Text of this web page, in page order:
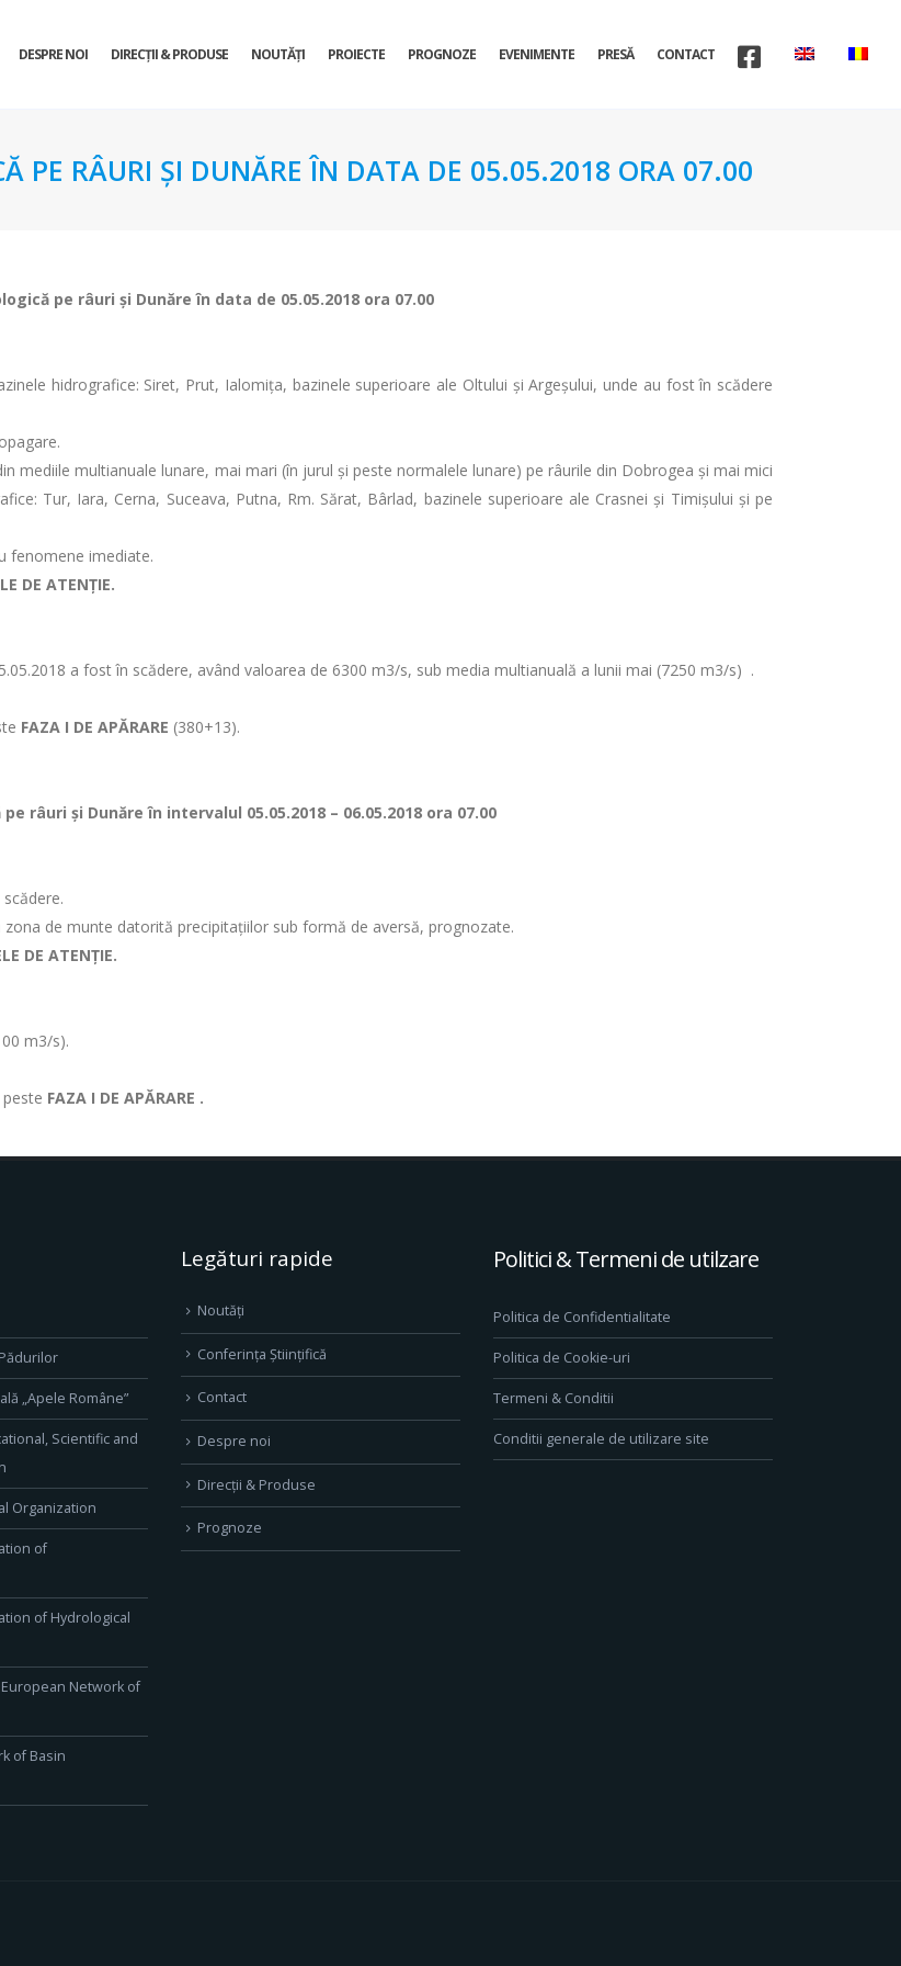
DESPRE NOI DIRECŢII & PRODUSE NOUTĂȚI PROIECTE PROGNOZE EVENIMENTE PRESĂ CONTACT
PE RÂURI ŞI DUNĂRE ÎN DATA DE 05.05.2018 ORA 07.00
pe râuri şi Dunăre în data de 05.05.2018 ora 07.00
hidrografice: Siret, Prut, Ialomița, bazinele superioare ale Oltului şi Argeșului, unde au fost în scădere
mediile multianuale lunare, mai mari (în jurul și peste normalele lunare) pe râurile din Dobrogea și mai mici
Tur, Iara, Cerna, Suceava, Putna, Rm. Sărat, Bârlad, bazinele superioare ale Crasnei și Timișului şi pe
fenomene imediate.
DE ATENŢIE.
a fost în scădere, având valoarea de 6300 m3/s, sub media multianuală a lunii mai (7250 m3/s) .
FAZA I DE APĂRARE (380+13).
râuri şi Dunăre în intervalul 05.05.2018 – 06.05.2018 ora 07.00
de munte datorită precipitațiilor sub formă de aversă, prognozate.
DE ATENŢIE.
m3/s).
FAZA I DE APĂRARE .
„Apele Române”
Scientific and
Organization
of
of Hydrological
Network of
of Basin
Legături rapide
Noutăți
Conferința Științifică
Contact
Despre noi
Direcţii & Produse
Prognoze
Politici & Termeni de utilzare
Politica de Confidentialitate
Politica de Cookie-uri
Termeni & Conditii
Conditii generale de utilizare site